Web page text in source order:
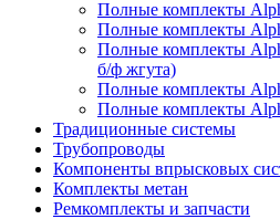
Полные комплекты
Полные комплекты
Полные комплекты
б/ф жгута)
Полные комплекты
Полные комплекты
Традиционные системы
Трубопроводы
Компоненты впрысковых
Комплекты метан
Ремкомплекты и запчасти